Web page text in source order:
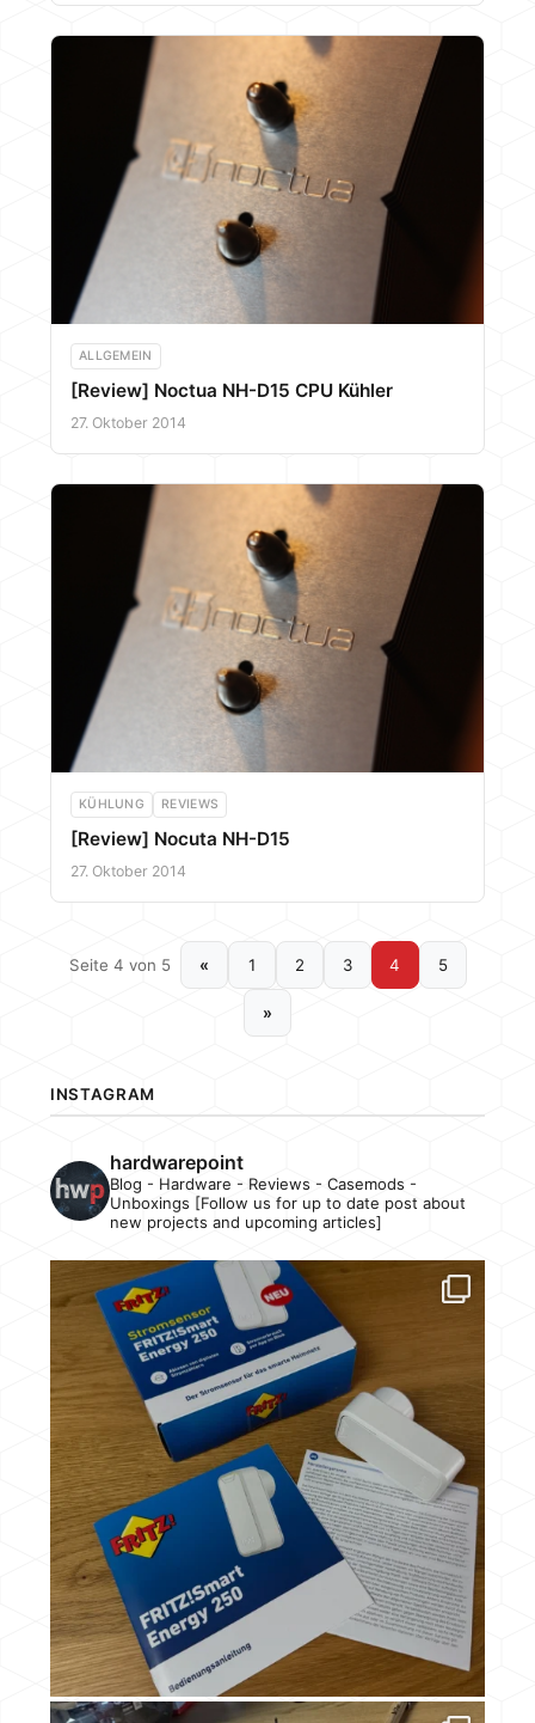
ALLGEMEIN
[Review] Noctua NH-D15 CPU Kühler
27. Oktober 2014
KÜHLUNG REVIEWS
[Review] Nocuta NH-D15
27. Oktober 2014
Seite 4 von 5 « 1 2 3 4 5
»
INSTAGRAM
hardwarepoint
Blog - Hardware - Reviews - Casemods -
Unboxings [Follow us for up to date post about
new projects and upcoming articles]